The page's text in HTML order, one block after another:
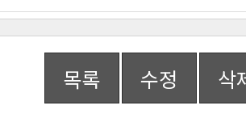
목록 수정 삭